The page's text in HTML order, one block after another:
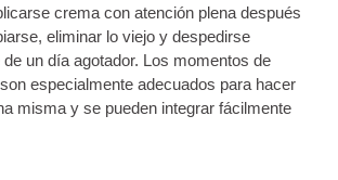
crema con atención plena después
eliminar lo viejo y despedirse
un día agotador. Los momentos de
especialmente adecuados para hacer
misma y se pueden integrar fácilmente